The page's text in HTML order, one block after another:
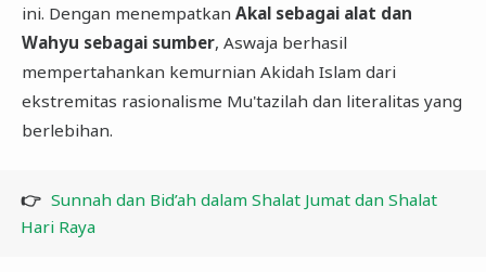
ini. Dengan menempatkan Akal sebagai alat dan
Wahyu sebagai sumber, Aswaja berhasil
mempertahankan kemurnian Akidah Islam dari
ekstremitas rasionalisme Mu'tazilah dan literalitas yang
berlebihan.
👉 Sunnah dan Bid’ah dalam Shalat Jumat dan Shalat
Hari Raya